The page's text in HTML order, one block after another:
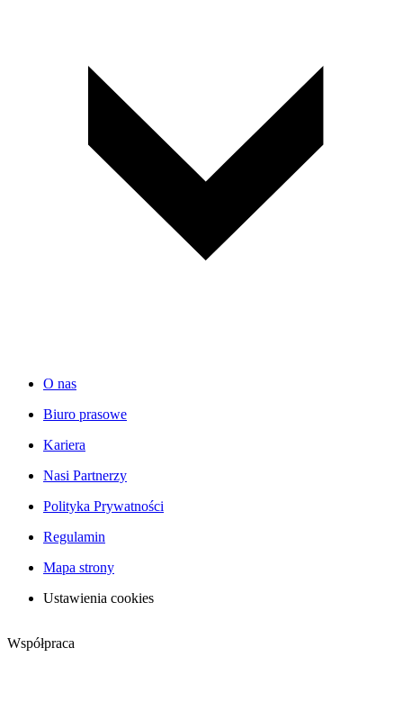
O nas
Biuro prasowe
Kariera
Nasi Partnerzy
Polityka Prywatności
Regulamin
Mapa strony
Ustawienia cookies
Współpraca